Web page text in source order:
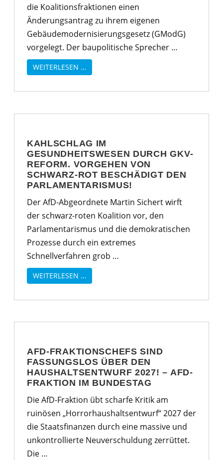
die Koalitionsfraktionen einen
Änderungsantrag zu ihrem eigenen
Gebäudemodernisierungsgesetz (GModG)
vorgelegt. Der baupolitische Sprecher …
WEITERLESEN …
KAHLSCHLAG IM
GESUNDHEITSWESEN DURCH GKV-
REFORM. VORGEHEN VON
SCHWARZ-ROT BESCHÄDIGT DEN
PARLAMENTARISMUS!
Der AfD-Abgeordnete Martin Sichert wirft
der schwarz-roten Koalition vor, den
Parlamentarismus und die demokratischen
Prozesse durch ein extremes
Schnellverfahren grob …
WEITERLESEN …
AFD-FRAKTIONSCHEFS SIND
FASSUNGSLOS ÜBER DEN
HAUSHALTSENTWURF 2027! – AFD-
FRAKTION IM BUNDESTAG
Die AfD-Fraktion übt scharfe Kritik am
ruinösen „Horrorhaushaltsentwurf“ 2027 der
die Staatsfinanzen durch eine massive und
unkontrollierte Neuverschuldung zerrüttet.
Die …